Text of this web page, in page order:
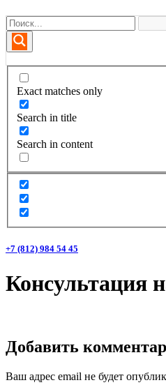
Exact matches only
Search in title
Search in content
+7 (812) 984 54 45
Консультация
Добавить
Ваш адрес email не будет